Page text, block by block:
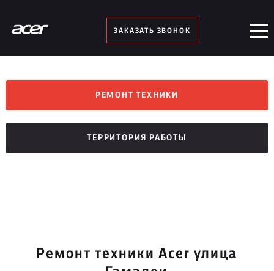
ЗАКАЗАТЬ ЗВОНОК
РЕМОНТ ТЕХНИКИ
ТЕРРИТОРИЯ РАБОТЫ
Ремонт техники Acer улица